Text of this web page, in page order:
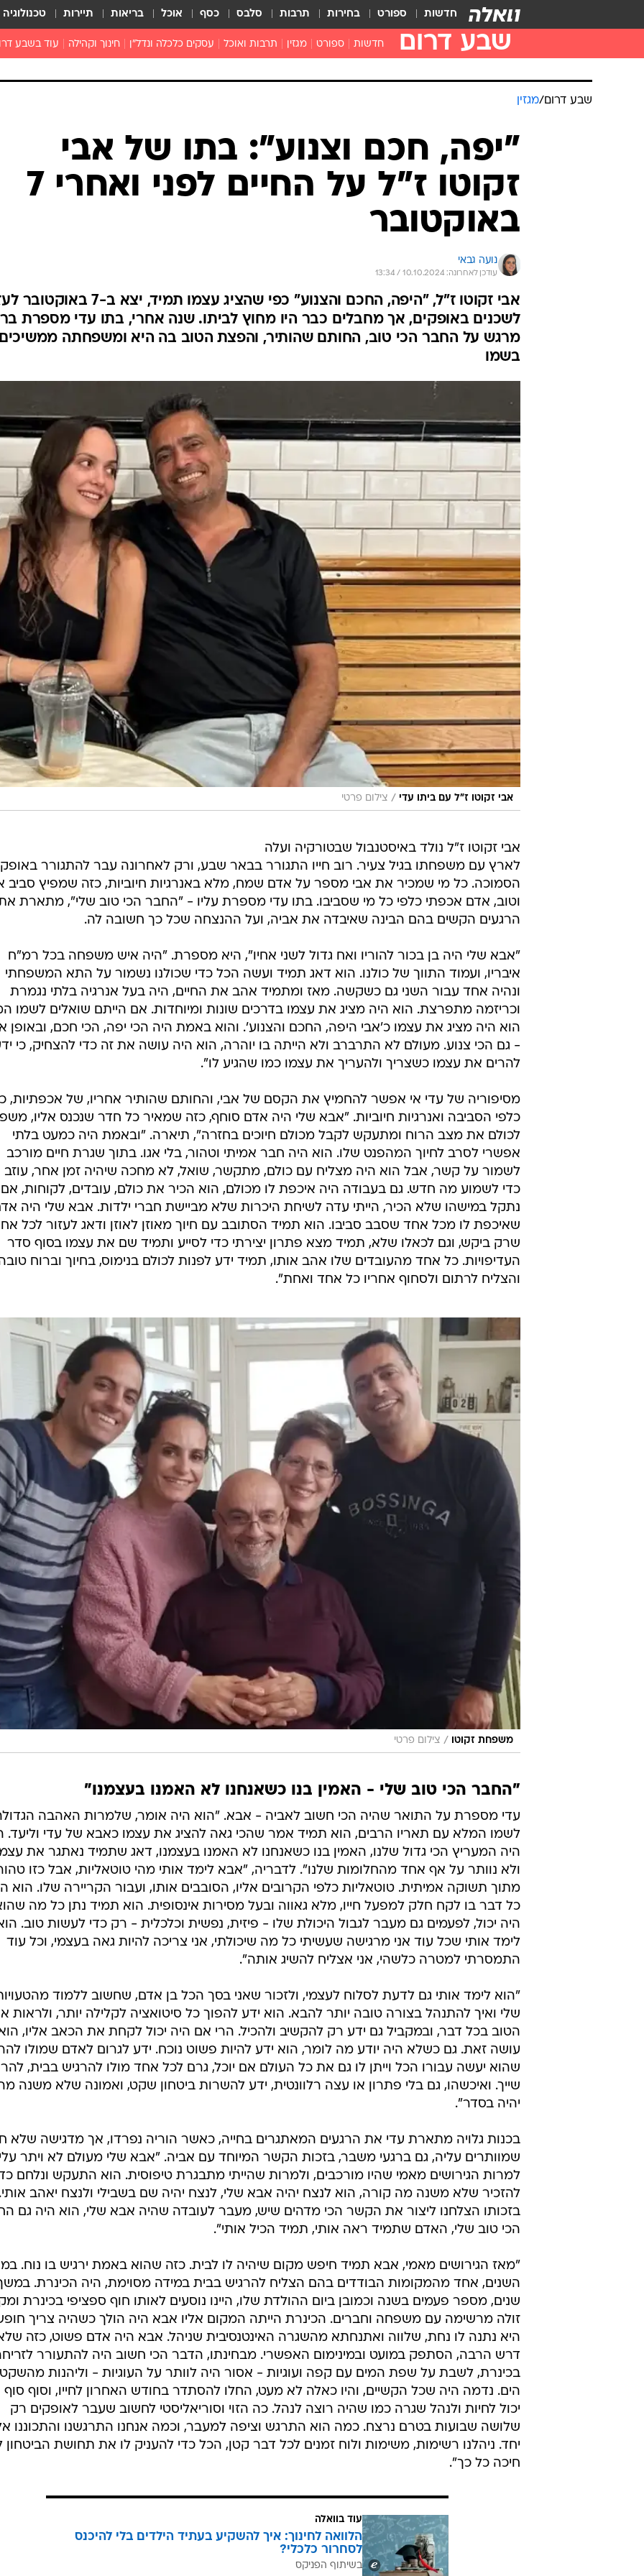
חדשות ספורט בחירות תרבות סלבס כסף אוכל בריאות תיירות טכנולוגיה
שבע דרום חדשות ספורט מגזין תרבות ואוכל עסקים כלכלה ונדל"ן חינוך וקהילה עוד בשבע
שבע דרום/מגזין
"יפה, חכם וצנוע": בתו של אבי
זקוטו ז"ל על החיים לפני ואחרי 7
באוקטובר
נועה גבאי
עודכן לאחרונה: 10.10.2024 / 13:34
אבי זקוטו ז"ל, "היפה, החכם והצנוע" כפי שהציג עצמו תמיד, יצא ב-7
לשכנים באופקים, אך מחבלים כבר היו מחוץ לביתו. שנה אחרי, בתו עדי מספרת
מרגש על החבר הכי טוב, החותם שהותיר, והפצת הטוב בה היא ומשפחתה
בשמו
אבי זקוטו ז״ל עם ביתו עדי / צילום פרטי
אבי זקוטו ז"ל נולד באיסטנבול שבטורקיה ועלה
לארץ עם משפחתו בגיל צעיר. רוב חייו התגורר בבאר שבע, ורק לאחרונה עבר להתגורר
הסמוכה. כל מי שמכיר את אבי מספר על אדם שמח, מלא באנרגיות חיוביות, כזה שמפיץ סביב
וטוב, אדם אכפתי כלפי כל מי שסביבו. בתו עדי מספרת עליו - "החבר הכי טוב שלי", מתארת
הרגעים הקשים בהם הבינה שאיבדה את אביה, ועל ההנצחה שכל כך חשובה לה.
"אבא שלי היה בן בכור להוריו ואח גדול לשני אחיו", היא מספרת. "היה איש משפחה בכל רמ"ח
איבריו, ועמוד התווך של כולנו. הוא דאג תמיד ועשה הכל כדי שכולנו נשמור על התא המשפחתי
ונהיה אחד עבור השני גם כשקשה. מאז ומתמיד אהב את החיים, היה בעל אנרגיה בלתי נגמרת
וכריזמה מתפרצת. הוא היה מציג את עצמו בדרכים שונות ומיוחדות. אם הייתם שואלים לשמו
הוא היה מציג את עצמו כ'אבי היפה, החכם והצנוע'. והוא באמת היה הכי יפה, הכי חכם, ובאופן
- גם הכי צנוע. מעולם לא התרברב ולא הייתה בו יוהרה, הוא היה עושה את זה כדי להצחיק, כי
להרים את עצמו כשצריך ולהעריך את עצמו כמו שהגיע לו".
מסיפוריה של עדי אי אפשר להחמיץ את הקסם של אבי, והחותם שהותיר אחריו, של אכפתיות,
כלפי הסביבה ואנרגיות חיוביות. "אבא שלי היה אדם סוחף, כזה שמאיר כל חדר שנכנס אליו,
לכולם את מצב הרוח ומתעקש לקבל מכולם חיוכים בחזרה", תיארה. "ובאמת היה כמעט בלתי
אפשרי לסרב לחיוך המהפנט שלו. הוא היה חבר אמיתי וטהור, בלי אגו. בתוך שגרת חיים מורכב
לשמור על קשר, אבל הוא היה מצליח עם כולם, מתקשר, שואל, לא מחכה שיהיה זמן אחר, עוזב
כדי לשמוע מה חדש. גם בעבודה היה איכפת לו מכולם, הוא הכיר את כולם, עובדים, לקוחות, אם
נתקל במישהו שלא הכיר, הייתי עדה לשיחת היכרות שלא מביישת חברי ילדות. אבא שלי היה
שאיכפת לו מכל אחד שסבב סביבו. הוא תמיד הסתובב עם חיוך מאוזן לאוזן ודאג לעזור לכל
שרק ביקש, וגם לכאלו שלא, תמיד מצא פתרון יצירתי כדי לסייע ותמיד שם את עצמו בסוף סדר
העדיפויות. כל אחד מהעובדים שלו אהב אותו, תמיד ידע לפנות לכולם בנימוס, בחיוך וברוח
והצליח לרתום ולסחוף אחריו כל אחד ואחת".
משפחת זקוטו / צילום פרטי
"החבר הכי טוב שלי - האמין בנו כשאנחנו לא האמנו בעצמנו"
עדי מספרת על התואר שהיה הכי חשוב לאביה - אבא. "הוא היה אומר, שלמרות האהבה
לשמו המלא עם תאריו הרבים, הוא תמיד אמר שהכי גאה להציג את עצמו כאבא של עדי וליעד.
היה המעריץ הכי גדול שלנו, האמין בנו כשאנחנו לא האמנו בעצמנו, דאג שתמיד נאתגר את
ולא נוותר על אף אחד מהחלומות שלנו". לדבריה, "אבא לימד אותי מהי טוטאליות, אבל כזו
מתוך תשוקה אמיתית. טוטאליות כלפי הקרובים אליו, הסובבים אותו, ועבור הקריירה שלו. הוא
כל דבר בו לקח חלק למפעל חייו, מלא גאווה ובעל מסירות אינסופית. הוא תמיד נתן כל מה
היה יכול, לפעמים גם מעבר לגבול היכולת שלו - פיזית, נפשית וכלכלית - רק כדי לעשות טוב.
לימד אותי שכל עוד אני מרגישה שעשיתי כל מה שיכולתי, אני צריכה להיות גאה בעצמי, וכל עוד
התמסרתי למטרה כלשהי, אני אצליח להשיג אותה".
"הוא לימד אותי גם לדעת לסלוח לעצמי, ולזכור שאני בסך הכל בן אדם, שחשוב ללמוד
שלי ואיך להתנהל בצורה טובה יותר להבא. הוא ידע להפוך כל סיטואציה לקלילה יותר, ולראות
הטוב בכל דבר, ובמקביל גם ידע רק להקשיב ולהכיל. הרי אם היה יכול לקחת את הכאב אליו,
עושה זאת. גם כשלא היה יודע מה לומר, הוא ידע להיות פשוט נוכח. ידע לגרום לאדם שמולו
שהוא יעשה עבורו הכל וייתן לו גם את כל העולם אם יוכל, גרם לכל אחד מולו להרגיש בבית,
שייך. ואיכשהו, גם בלי פתרון או עצה רלוונטית, ידע להשרות ביטחון שקט, ואמונה שלא משנה
יהיה בסדר".
בכנות גלויה מתארת עדי את הרגעים המאתגרים בחייה, כאשר הוריה נפרדו, אך מדגישה שלא
שמוותרים עליה, גם ברגעי משבר, בזכות הקשר המיוחד עם אביה. "אבא שלי מעולם לא ויתר
למרות הגירושים מאמי שהיו מורכבים, ולמרות שהייתי מתבגרת טיפוסית. הוא התעקש ונלחם
להזכיר שלא משנה מה קורה, הוא לנצח יהיה אבא שלי, לנצח יהיה שם בשבילי ולנצח יאהב
בזכותו הצלחנו ליצור את הקשר הכי מדהים שיש, מעבר לעובדה שהיה אבא שלי, הוא היה גם
הכי טוב שלי, האדם שתמיד ראה אותי, תמיד הכיל אותי".
"מאז הגירושים מאמי, אבא תמיד חיפש מקום שיהיה לו לבית. כזה שהוא באמת ירגיש בו נוח.
השנים, אחד מהמקומות הבודדים בהם הצליח להרגיש בבית במידה מסוימת, היה הכינרת.
שנים, מספר פעמים בשנה וכמובן ביום ההולדת שלו, היינו נוסעים לאותו חוף ספציפי בכינרת
זולה מרשימה עם משפחה וחברים. הכינרת הייתה המקום אליו אבא היה הולך כשהיה צריך
היא נתנה לו נחת, שלווה ואתנחתא מהשגרה האינטנסיבית שניהל. אבא היה אדם פשוט, כזה
דרש הרבה, הסתפק במועט ובמינימום האפשרי. מבחינתו, הדבר הכי חשוב היה להתעורר
בכינרת, לשבת על שפת המים עם קפה ועוגיות - אסור היה לוותר על העוגיות - וליהנות
הים. נדמה היה שכל הקשיים, והיו כאלה לא מעט, החלו להסתדר בחודש האחרון לחייו, וסוף סוף
יכול לחיות ולנהל שגרה כמו שהיה רוצה לנהל. כה הזוי וסוריאליסטי לחשוב שעבר לאופקים רק
שלושה שבועות בטרם נרצח. כמה הוא התרגש וציפה למעבר, וכמה אנחנו התרגשנו והתכוננו
יחד. ניהלנו רשימות, משימות ולוח זמנים לכל דבר קטן, הכל כדי להעניק לו את תחושת הביטחון
חיכה כל כך".
עוד בוואלה
הלוואה לחינוך: איך להשקיע בעתיד הילדים בלי להיכנס
לסחרור כלכלי?
בשיתוף הפניקס